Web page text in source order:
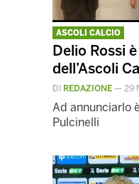
ASCOLI CALCIO
Delio Rossi
dell’Ascoli
DI REDAZIONE — 29
Ad annunciarlo
Pulcinelli